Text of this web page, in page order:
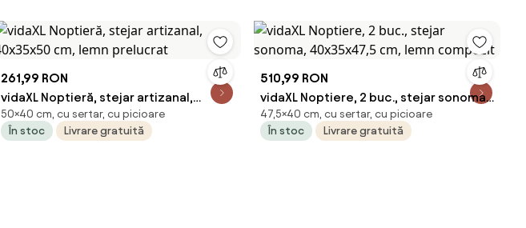
261,99 RON
vidaXL Noptieră, stejar artizanal,
40x35x50 cm, lemn prelucrat
50×40 cm, cu sertar, cu picioare
În stoc
Livrare gratuită
510,99 RON
vidaXL Noptiere, 2 buc., stejar sonoma,
40x35x47,5 cm, lemn compozit
47,5×40 cm, cu sertar, cu picioare
În stoc
Livrare gratuită